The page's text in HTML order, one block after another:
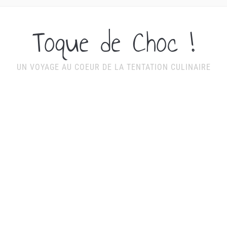
Toque de Choc !
UN VOYAGE AU COEUR DE LA TENTATION CULINAIRE